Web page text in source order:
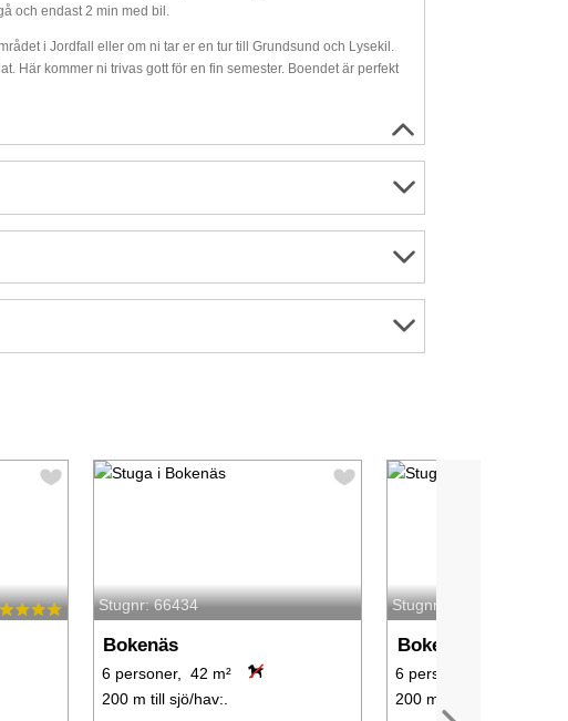
och endast 2 min med bil.
i Jordfall eller om ni tar er en tur till Grundsund och Lysekil.
Här kommer ni trivas gott för en fin semester. Boendet är perfekt
Stugnr: 66434
Bokenäs
6 personer, 42 m²
200 m till sjö/hav:.
Stugnr: 66123
Bokenäs
6 personer, 44 m²
200 m till sjö/hav:.